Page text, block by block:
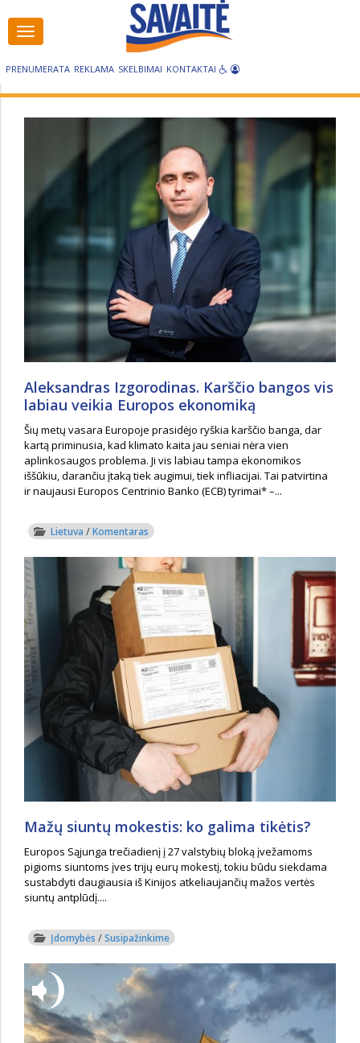
PRENUMERATA REKLAMA SKELBIMAI KONTAKTAI
Visos
kategorijos
Aleksandras Izgorodinas. Karščio bangos vis
labiau veikia Europos ekonomiką
Šių metų vasara Europoje prasidėjo ryškia karščio banga, dar
kartą priminusia, kad klimato kaita jau seniai nėra vien
aplinkosaugos problema. Ji vis labiau tampa ekonomikos
iššūkiu, darančiu įtaką tiek augimui, tiek infliacijai. Tai patvirtina
ir naujausi Europos Centrinio Banko (ECB) tyrimai* –...
Lietuva /Komentaras
Mažų siuntų mokestis: ko galima tikėtis?
Europos Sąjunga trečiadienį į 27 valstybių bloką įvežamoms
pigioms siuntoms įves trijų eurų mokestį, tokiu būdu siekdama
sustabdyti daugiausia iš Kinijos atkeliaujančių mažos vertės
siuntų antplūdį....
Įdomybės /Susipažinkime